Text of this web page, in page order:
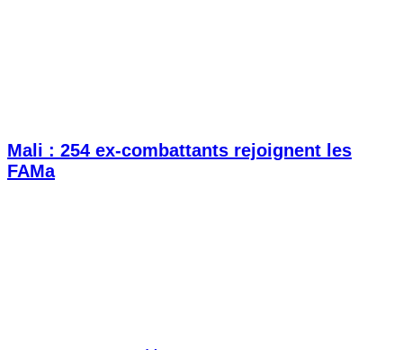
Mali : 254 ex-combattants rejoignent les
FAMa